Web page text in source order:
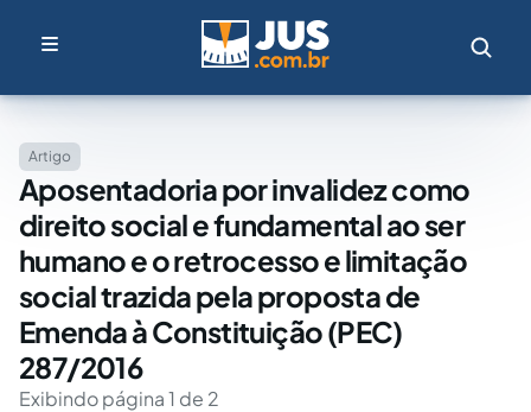
Artigo
Aposentadoria por invalidez como
direito social e fundamental ao ser
humano e o retrocesso e limitação
social trazida pela proposta de
Emenda à Constituição (PEC)
287/2016
Exibindo página 1 de 2